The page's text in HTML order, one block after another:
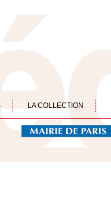
LA COLLECTION